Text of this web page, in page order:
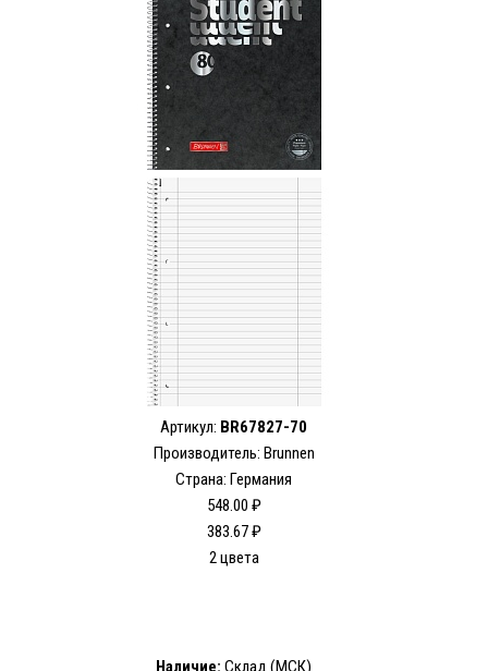
Артикул: BR67827-70
Производитель: Brunnen
Страна: Германия
548.00 ₽
383.67 ₽
2 цвета
Наличие: Склад (МСК)